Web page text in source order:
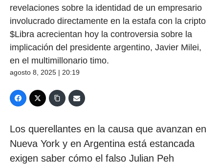
revelaciones sobre la identidad de un empresario
involucrado directamente en la estafa con la cripto
$Libra acrecientan hoy la controversia sobre la
implicación del presidente argentino, Javier Milei,
en el multimillonario timo.
agosto 8, 2025 | 20:19
Los querellantes en la causa que avanzan en
Nueva York y en Argentina está estancada
exigen saber cómo el falso Julian Peh